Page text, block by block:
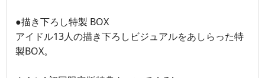
●描き下ろし特製 BOX
アイドル13人の描き下ろしビジュアルをあしらった特
製BOX。